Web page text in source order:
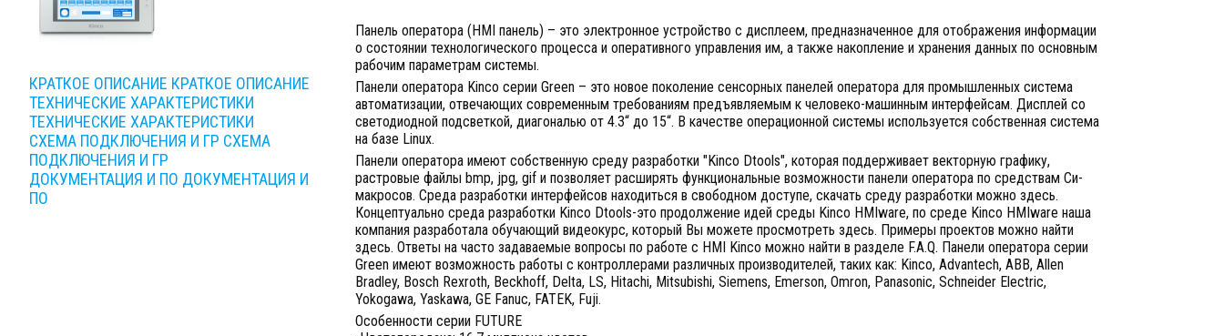
КРАТКОЕ ОПИСАНИЕ КРАТКОЕ ОПИСАНИЕ
ТЕХНИЧЕСКИЕ ХАРАКТЕРИСТИКИ
ТЕХНИЧЕСКИЕ ХАРАКТЕРИСТИКИ
СХЕМА ПОДКЛЮЧЕНИЯ И ГР СХЕМА
ПОДКЛЮЧЕНИЯ И ГР
ДОКУМЕНТАЦИЯ И ПО ДОКУМЕНТАЦИЯ И
ПО
Панель оператора (HMI панель) – это электронное устройство с дисплеем, предназначенное для отображения информации
о состоянии технологического процесса и оперативного управления им, а также накопление и хранения данных по основным
рабочим параметрам системы.
Панели оператора Kinco серии Green – это новое поколение сенсорных панелей оператора для промышленных система
автоматизации, отвечающих современным требованиям предъявляемым к человеко-машинным интерфейсам. Дисплей со
светодиодной подсветкой, диагональю от 4.3“ до 15“. В качестве операционной системы используется собственная система
на базе Linux.
Панели оператора имеют собственную среду разработки "Kinco Dtools", которая поддерживает векторную графику,
растровые файлы bmp, jpg, gif и позволяет расширять функциональные возможности панели оператора по средствам Си-
макросов. Среда разработки интерфейсов находиться в свободном доступе, скачать среду разработки можно здесь.
Концептуально среда разработки Kinco Dtools-это продолжение идей среды Kinco HMIware, по среде Kinco HMIware наша
компания разработала обучающий видеокурс, который Вы можете просмотреть здесь. Примеры проектов можно найти
здесь. Ответы на часто задаваемые вопросы по работе с HMI Kinco можно найти в разделе F.A.Q. Панели оператора серии
Green имеют возможность работы с контроллерами различных производителей, таких как: Kinco, Advantech, ABB, Allen
Bradley, Bosch Rexroth, Beckhoff, Delta, LS, Hitachi, Mitsubishi, Siemens, Emerson, Omron, Panasonic, Schneider Electric,
Yokogawa, Yaskawa, GE Fanuc, FATEK, Fuji.
Особенности серии FUTURE